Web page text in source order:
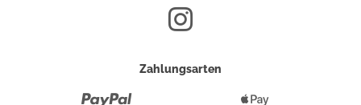
Zahlungsarten